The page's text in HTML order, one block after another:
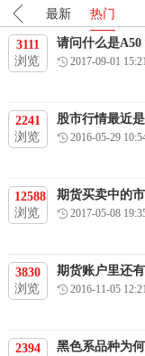
最新 热门
3111
浏览
请问什么是A50
2017-09-01
2241
浏览
股市行情最近
2016-05-29
12588
浏览
期货买卖中的
2017-05-08
3830
浏览
期货账户里还
2016-11-05
2394
黑色系品种为
联系我们